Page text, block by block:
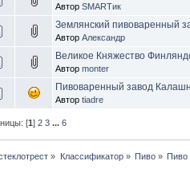
АвторSMARTик
Землянский пивоваренный
АвторАлександр
Великое Княжество
Авторmonter
Пивоваренный завод
Авторtiadre
[1]2 3 ...6
» Классификатор» Пиво » Пиво